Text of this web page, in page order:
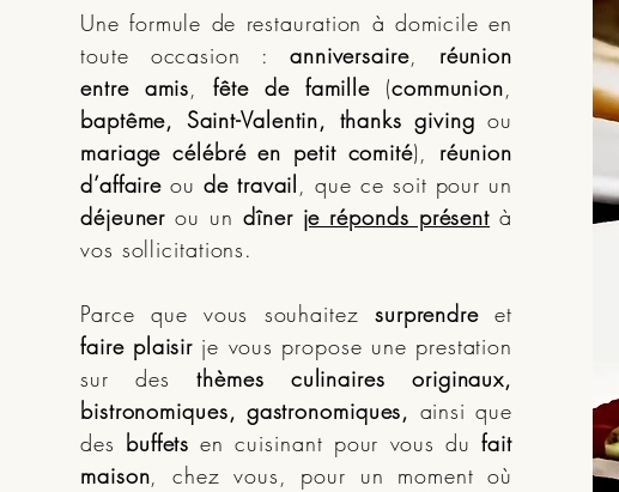
Une formule de restauration à domicile en
toute occasion : anniversaire, réunion
entre amis,fête de famille (communion,
baptême, Saint-Valentin, thanks givingou
mariage célébré en petit comité), réunion
d’affaireou de travail, que ce soit pour un
déjeunerou undîner je réponds présent à
vos sollicitations.
Parce que vous souhaitez surprendreet
faire plaisir je vous propose une prestation
sur desthèmes culinaires originaux,
bistronomiques, gastronomiques, ainsi que
des buffetsen cuisinant pour vous dufait
maison, chez vous, pour un moment où